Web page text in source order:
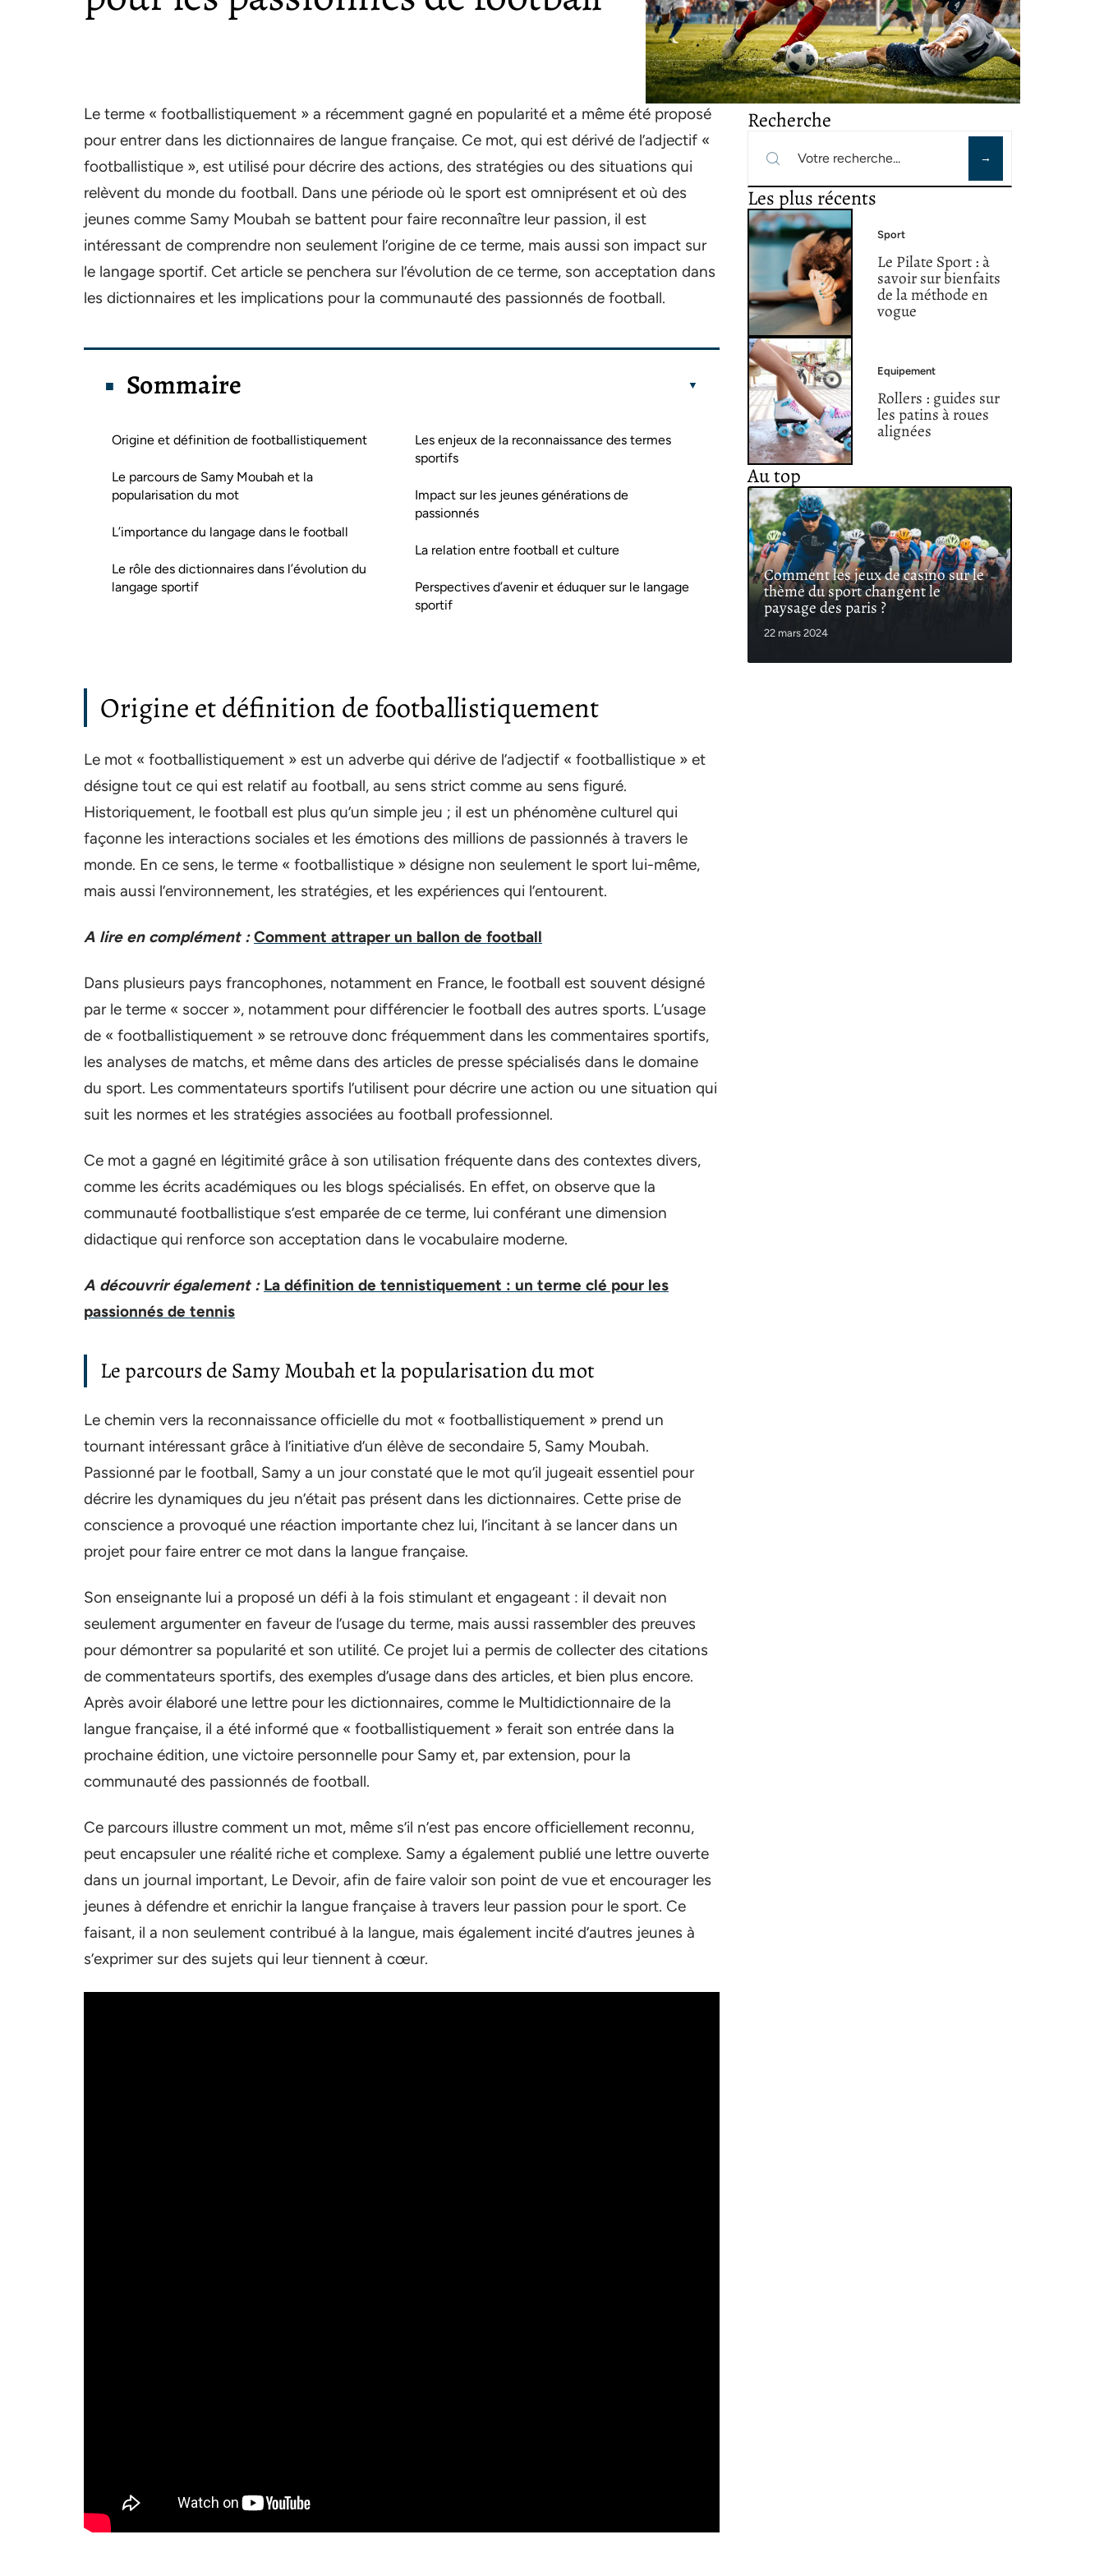
Le terme « footballistiquement » a récemment gagné en popularité et a même été proposé
pour entrer dans les dictionnaires de langue française. Ce mot, qui est dérivé de l’adjectif «
footballistique », est utilisé pour décrire des actions, des stratégies ou des situations qui
relèvent du monde du football. Dans une période où le sport est omniprésent et où des
jeunes comme Samy Moubah se battent pour faire reconnaître leur passion, il est
intéressant de comprendre non seulement l’origine de ce terme, mais aussi son impact sur
le langage sportif. Cet article se penchera sur l’évolution de ce terme, son acceptation dans
les dictionnaires et les implications pour la communauté des passionnés de football.
Sommaire
Origine et définition de footballistiquement
Le parcours de Samy Moubah et la
popularisation du mot
L’importance du langage dans le football
Le rôle des dictionnaires dans l’évolution du
langage sportif
Les enjeux de la reconnaissance des termes
sportifs
Impact sur les jeunes générations de
passionnés
La relation entre football et culture
Perspectives d’avenir et éduquer sur le langage
sportif
Origine et définition de footballistiquement
Le mot « footballistiquement » est un adverbe qui dérive de l’adjectif « footballistique » et
désigne tout ce qui est relatif au football, au sens strict comme au sens figuré.
Historiquement, le football est plus qu’un simple jeu ; il est un phénomène culturel qui
façonne les interactions sociales et les émotions des millions de passionnés à travers le
monde. En ce sens, le terme « footballistique » désigne non seulement le sport lui-même,
mais aussi l’environnement, les stratégies, et les expériences qui l’entourent.
A lire en complément : Comment attraper un ballon de football
Dans plusieurs pays francophones, notamment en France, le football est souvent désigné
par le terme « soccer », notamment pour différencier le football des autres sports. L’usage
de « footballistiquement » se retrouve donc fréquemment dans les commentaires sportifs,
les analyses de matchs, et même dans des articles de presse spécialisés dans le domaine
du sport. Les commentateurs sportifs l’utilisent pour décrire une action ou une situation qui
suit les normes et les stratégies associées au football professionnel.
Ce mot a gagné en légitimité grâce à son utilisation fréquente dans des contextes divers,
comme les écrits académiques ou les blogs spécialisés. En effet, on observe que la
communauté footballistique s’est emparée de ce terme, lui conférant une dimension
didactique qui renforce son acceptation dans le vocabulaire moderne.
A découvrir également : La définition de tennistiquement : un terme clé pour les
passionnés de tennis
Le parcours de Samy Moubah et la popularisation du mot
Le chemin vers la reconnaissance officielle du mot « footballistiquement » prend un
tournant intéressant grâce à l’initiative d’un élève de secondaire 5, Samy Moubah.
Passionné par le football, Samy a un jour constaté que le mot qu’il jugeait essentiel pour
décrire les dynamiques du jeu n’était pas présent dans les dictionnaires. Cette prise de
conscience a provoqué une réaction importante chez lui, l’incitant à se lancer dans un
projet pour faire entrer ce mot dans la langue française.
Son enseignante lui a proposé un défi à la fois stimulant et engageant : il devait non
seulement argumenter en faveur de l’usage du terme, mais aussi rassembler des preuves
pour démontrer sa popularité et son utilité. Ce projet lui a permis de collecter des citations
de commentateurs sportifs, des exemples d’usage dans des articles, et bien plus encore.
Après avoir élaboré une lettre pour les dictionnaires, comme le Multidictionnaire de la
langue française, il a été informé que « footballistiquement » ferait son entrée dans la
prochaine édition, une victoire personnelle pour Samy et, par extension, pour la
communauté des passionnés de football.
Ce parcours illustre comment un mot, même s’il n’est pas encore officiellement reconnu,
peut encapsuler une réalité riche et complexe. Samy a également publié une lettre ouverte
dans un journal important, Le Devoir, afin de faire valoir son point de vue et encourager les
jeunes à défendre et enrichir la langue française à travers leur passion pour le sport. Ce
faisant, il a non seulement contribué à la langue, mais également incité d’autres jeunes à
s’exprimer sur des sujets qui leur tiennent à cœur.
Recherche
Les plus récents
Sport
Le Pilate Sport : à
savoir sur bienfaits
de la méthode en
vogue
Equipement
Rollers : guides sur
les patins à roues
alignées
Au top
Comment les jeux de casino sur le
thème du sport changent le
paysage des paris ?
22 mars 2024